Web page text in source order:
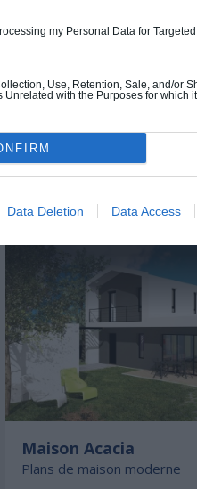
my Personal Data for
Use, Retention, Sale, and/or
Unrelated with the Purposes for which
Data Deletion Data Access
238 000€
Je la veux !
Maison Acacia
Plans de maison moderne